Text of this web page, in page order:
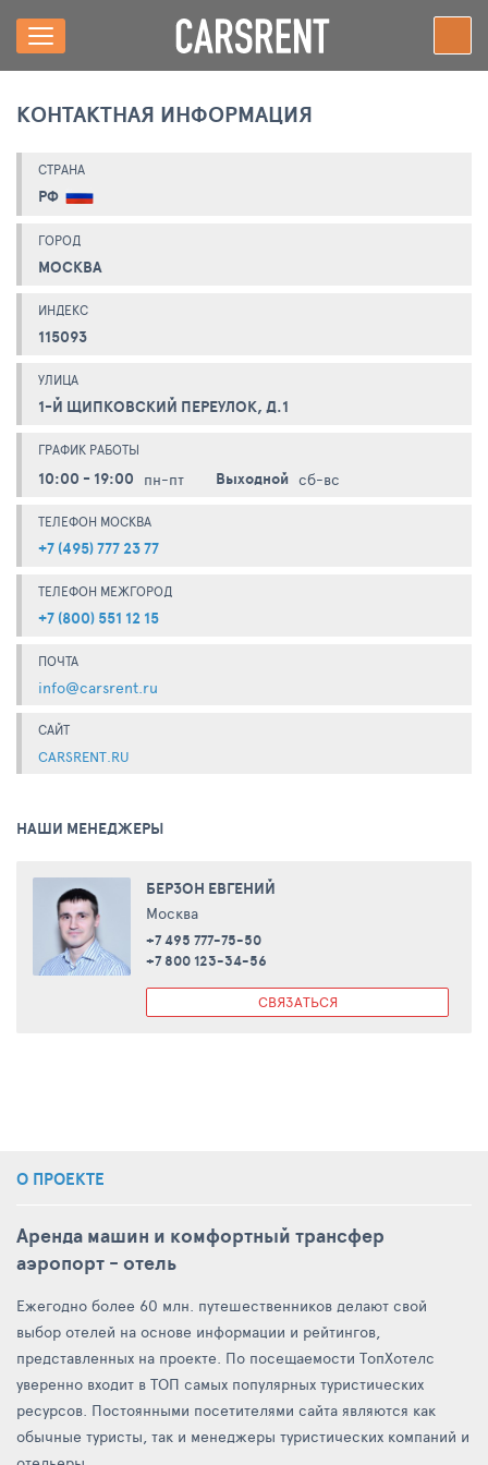
КОНТАКТНАЯ ИНФОРМАЦИЯ
СТРАНА
РФ
ГОРОД
МОСКВА
ИНДЕКС
115093
УЛИЦА
1-Й ЩИПКОВСКИЙ ПЕРЕУЛОК, Д.1
ГРАФИК РАБОТЫ
10:00 - 19:00 пн-пт Выходной сб-вс
ТЕЛЕФОН МОСКВА
+7 (495) 777 23 77
ТЕЛЕФОН МЕЖГОРОД
+7 (800) 551 12 15
ПОЧТА
info@carsrent.ru
САЙТ
CARSRENT.RU
НАШИ МЕНЕДЖЕРЫ
БЕРЗОН ЕВГЕНИЙ
Москва
+7 495 777-75-50
+7 800 123-34-56
СВЯЗАТЬСЯ
О ПРОЕКТЕ
Аренда машин и комфортный трансфер
аэропорт - отель
Ежегодно более 60 млн. путешественников делают свой
выбор отелей на основе информации и рейтингов,
представленных на проекте. По посещаемости ТопХотелс
уверенно входит в ТОП самых популярных туристических
ресурсов. Постоянными посетителями сайта являются как
обычные туристы, так и менеджеры туристических компаний и